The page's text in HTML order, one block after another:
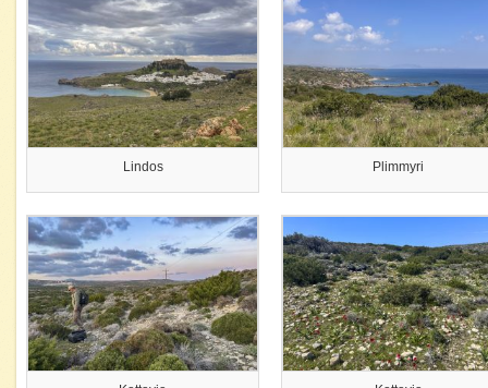
Lindos Plimmyri